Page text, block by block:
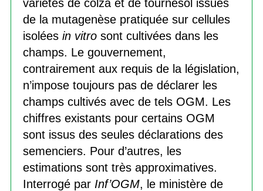
variétés de colza et de tournesol issues
de la mutagenèse pratiquée sur cellules
isolées in vitrosont cultivées dans les
champs. Le gouvernement,
contrairement aux requis de la législation,
n’impose toujours pas de déclarer les
champs cultivés avec de tels OGM. Les
chiffres existants pour certains OGM
sont issus des seules déclarations des
semenciers. Pour d’autres, les
estimations sont très approximatives.
Interrogé par Inf’OGM, le ministère de